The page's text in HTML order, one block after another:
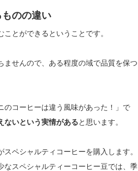
のの違い
とができるということです。
ませんので、ある程度の域で品質を保つ
のコーヒーは違う風味があった！」で
ないという実情があると思います。
ペシャルティコーヒーを購入します。
スペシャルティーコーヒー豆では、季